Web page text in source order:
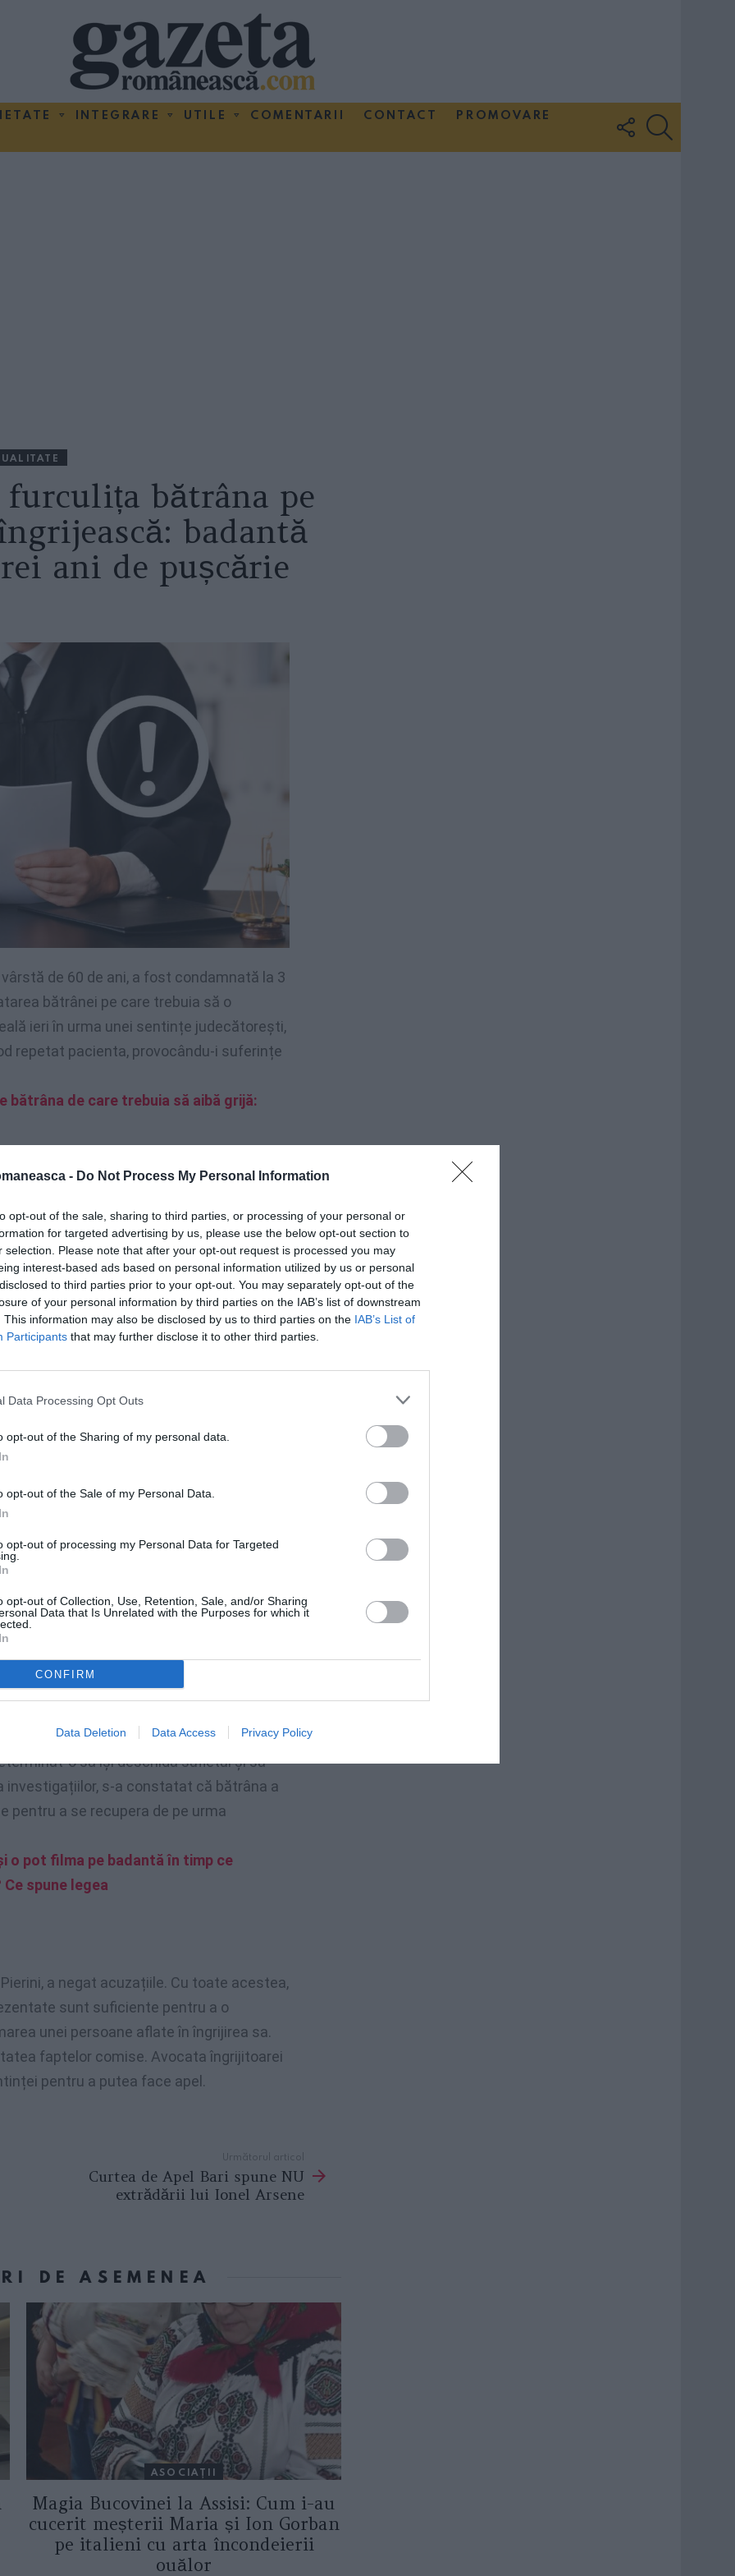
- Do Not Process My Personal Information
opt-out of the sale, sharing to third parties, or processing of your personal or
for targeted advertising by us, please use the below opt-out section to
selection. Please note that after your opt-out request is processed you may
interest-based ads based on personal information utilized by us or personal
to third parties prior to your opt-out. You may separately opt-out of the
of your personal information by third parties on the IAB’s list of downstream
This information may also be disclosed by us to third parties on the IAB’s List of
Participants that may further disclose it to other third parties.
Data Processing Opt Outs
opt-out of the Sharing of my personal data.
opt-out of the Sale of my Personal Data.
opt-out of processing my Personal Data for Targeted
opt-out of Collection, Use, Retention, Sale, and/or Sharing
Data that Is Unrelated with the Purposes for which it
CONFIRM
Data Deletion Data Access Privacy Policy
INTEGRARE UTILE COMENTARII CONTACT
PROMOVARE
FOLLOW
US
bătrâna pe
badantă
ani de pușcărie
de 60 de ani, a fost condamnată la 3
bătrânei pe care trebuia să o
ieri în urma unei sentințe judecătorești,
repetat pacienta, provocându-i suferințe
de care trebuia să aibă grijă:
badantă condamnată la trei
bătrâna cu o pernă și ar fi amenințat-o
acesteia. Aceste acțiuni au creat o
victimă. În plus, în timpul procesului
la iveală alte acte de violență:
în antebraț și ar fi bruscat-o în timp
scriecorriereadriatico.it.
și îngrijorare din cauza
Echimozele și hematoamele de pe
o să își deschidă sufletul și să
investigațiilor, s-a constatat că bătrâna a
pentru a se recupera de pe urma
o pot filma pe badantă în timp ce
spune legea
a negat acuzațiile. Cu toate acestea,
sunt suficiente pentru a o
unei persoane aflate în îngrijirea sa.
faptelor comise. Avocata îngrijitoarei
pentru a putea face apel.
Următorul articol
Curtea de Apel Bari spune NU
extrădării lui Ionel Arsene
DE ASEMENEA
ASOCIAŢII
Magia Bucovinei la Assisi: Cum i-au
cucerit meșterii Maria și Ion Gorban
pe italieni cu arta încondeierii
ouălor